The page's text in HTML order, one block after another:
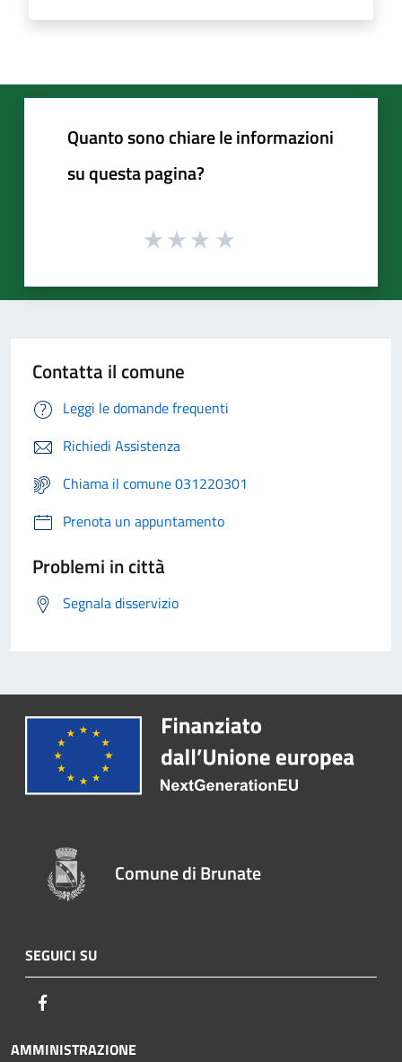
Quanto sono chiare le informazioni
su questa pagina?
Contatta il comune
Leggi le domande frequenti
Richiedi Assistenza
Chiama il comune 031220301
Prenota un appuntamento
Problemi in città
Segnala disservizio
Comune di Brunate
SEGUICI SU
AMMINISTRAZIONE